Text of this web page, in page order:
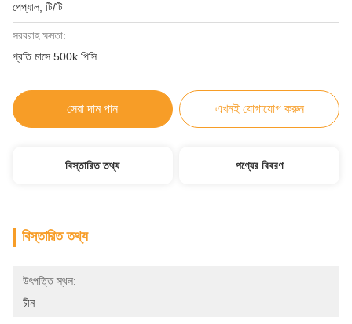
পেপ্যাল, টি/টি
সরবরাহ ক্ষমতা:
প্রতি মাসে 500k পিসি
সেরা দাম পান এখনই যোগাযোগ করুন
বিস্তারিত তথ্য পণ্যের বিবরণ
বিস্তারিত তথ্য
উৎপত্তি স্থল:
চীন